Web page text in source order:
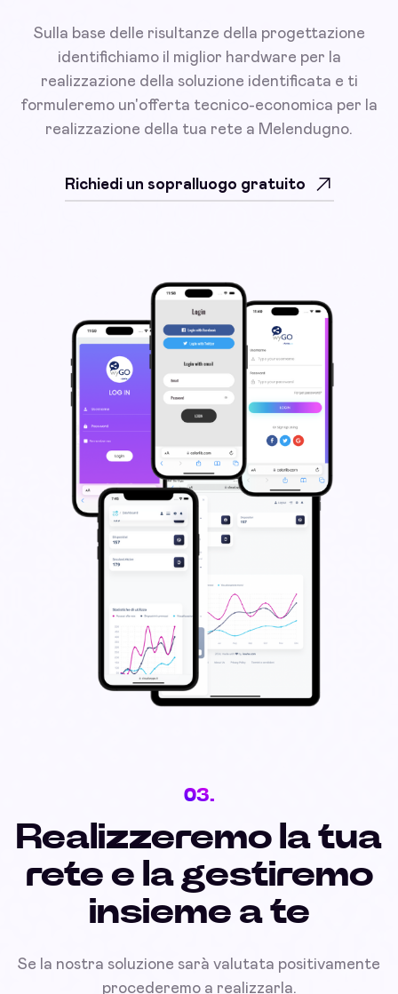
Sulla base delle risultanze della progettazione
identifichiamo il miglior hardware per la
realizzazione della soluzione identificata e ti
formuleremo un'offerta tecnico-economica per la
realizzazione della tua rete a Melendugno.
Richiedi un sopralluogo gratuito
03.
Realizzeremo la tua
rete e la gestiremo
insieme a te
Se la nostra soluzione sarà valutata positivamente
procederemo a realizzarla.